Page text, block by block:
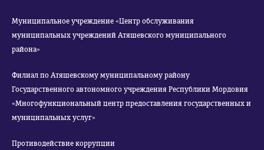
Муниципальное учреждение «Центр обслуживания
муниципальных учреждений Атяшевского муниципального
района»
Филиал по Атяшевскому муниципальному району
Государственного автономного учреждения Республики Мордовия
«Многофункциональный центр предоставления государственных и
муниципальных услуг»
Противодействие коррупции